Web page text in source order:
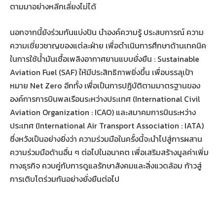
ตามมาอย่างหลีกเลี่ยงไม่ได้
นอกจากนี้ยังร่วมกันแบ่งปัน นำองค์ความรู้ ประสบการณ์ ความ
ความเชี่ยวชาญของแต่ละฝ่าย เพื่อดำเนินการศึกษาด้านเทคนิค
ในการใช้น้ำมันเชื้อเพลิงอากาศยานแบบยั่งยืน : Sustainable
Aviation Fuel (SAF) ให้มีประสิทธิภาพยิ่งขึ้น เพื่อบรรลุเป้า
หมาย Net Zero อีกทั้ง เพื่อเป็นการปฏิบัติตามมาตรฐานของ
องค์การการบินพลเรือนระหว่างประเทศ (International Civil
Aviation Organization : ICAO) และสมาคมการบินระหว่าง
ประเทศ (International Air Transport Association : IATA)
ซึ่งหวังเป็นอย่างยิ่งว่า ความร่วมมือในครั้งนี้จะนำไปสู่การผสาน
ความร่วมมือด้านอื่น ๆ ต่อไปในอนาคต เพื่อเสริมสร้างมูลค่าเพิ่ม
ทางธุรกิจ ควบคู่กับการดูแลรักษาสังคมและสิ่งแวดล้อม ก้าวสู่
การเติบโตร่วมกันอย่างยั่งยืนต่อไป